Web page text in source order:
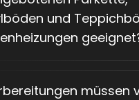
und
müssen